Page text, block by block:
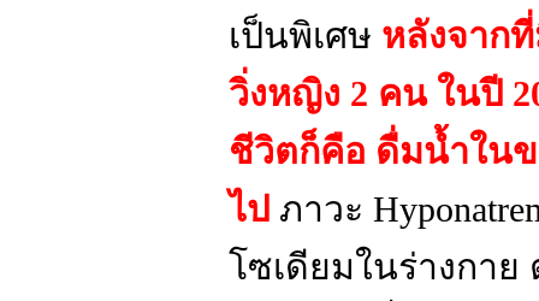
เป็นพิเศษ หลังจาก
วิ่งหญิง 2 คน ในปี
ชีวิตก็คือ ดื่มน้ำใน
ไป ภาวะ
โซเดียมในร่างกา